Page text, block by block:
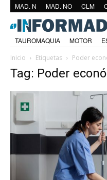
MAD. N MAD. NO CLM
TAUROMAQUIA MOTOR
Inicio
Etiquetas Poder
Tag: Poder